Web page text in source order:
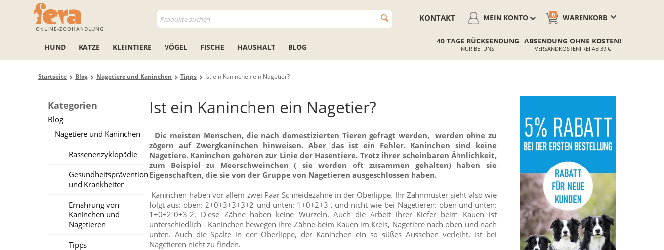
ONLINE-ZOOHANDLUNG
WARENKORB
0
MEIN KONTO
KONTAKT
HUND KATZE KLEINTIERE VÖGEL FISCHE HAUSHALT BLOG
40 TAGE RÜCKSENDUNG
NUR BEI UNS!
ABSENDUNG OHNE KOSTEN!
VERSANDKOSTENFREI AB 39 €
Startseite Blog Nagetiere und Kaninchen Tipps Ist ein Kaninchen ein Nagetier?
Kategorien
Blog
Nagetiere und Kaninchen
Rassenenzyklopädie
Gesundheitsprävention
und Krankheiten
Ernährung von
Kaninchen und
Nagetieren
Tipps
Ist ein Kaninchen ein Nagetier?
Die meisten Menschen, die nach domestizierten Tieren gefragt werden, werden ohne zu
zögern auf Zwergkaninchen hinweisen. Aber das ist ein Fehler. Kaninchen sind keine
Nagetiere. Kaninchen gehören zur Linie der Hasentiere. Trotz ihrer scheinbaren Ähnlichkeit,
zum Beispiel zu Meerschweinchen ( sie werden oft zusammen gehalten) haben sie
Eigenschaften, die sie von der Gruppe von Nagetieren ausgeschlossen haben.
Kaninchen haben vor allem zwei Paar Schneidezähne in der Oberlippe. Ihr Zahnmuster sieht also wie
folgt aus: oben: 2+0+3+3+3+2 und unten: 1+0+2+3 , und nicht wie bei Nagetieren: oben und unten:
1+0+2-0+3-2. Diese Zähne haben keine Wurzeln. Auch die Arbeit ihrer Kiefer beim Kauen ist
unterschiedlich - Kaninchen bewegen ihre Zähne beim Kauen im Kreis, Nagetiere nach oben und nach
unten. Auch die Spalte in der Oberlippe, der Kaninchen ein so süßes Aussehen verleiht, ist bei
Nagetieren nicht zu finden.